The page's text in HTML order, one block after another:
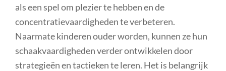
als een spel om plezier te hebben en de
concentratievaardigheden te verbeteren.
Naarmate kinderen ouder worden, kunnen ze hun
schaakvaardigheden verder ontwikkelen door
strategieën en tactieken te leren. Het is belangrijk